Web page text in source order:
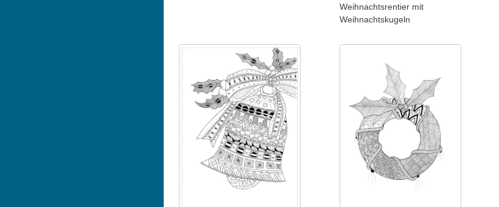
Weihnachtsrentier mit
Weihnachtskugeln